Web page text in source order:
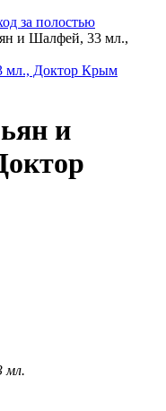
за полостью
и Шалфей, 33 мл.,
и
мл.